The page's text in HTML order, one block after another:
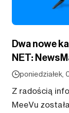
Dwa nowe
NET:
poniedziałek,
Z radością
MeeVu